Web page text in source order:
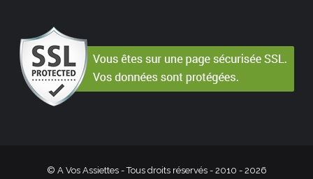
© A Vos Assiettes - Tous droits réservés - 2010 - 2026